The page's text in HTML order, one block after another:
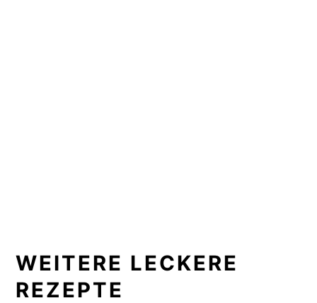
WEITERE LECKERE
REZEPTE